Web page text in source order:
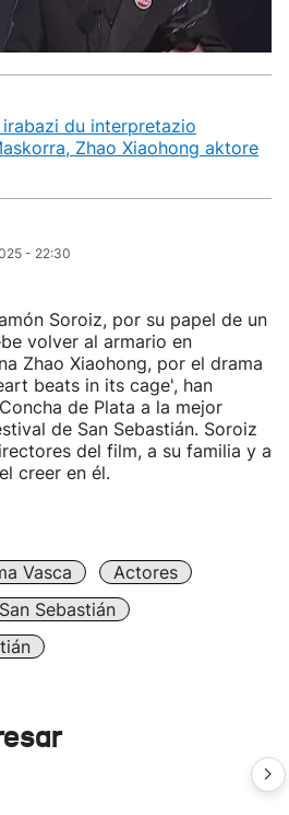
du interpretazio
Zhao Xiaohong aktore
- 22:30
Soroiz, por su papel de un
volver al armario en
Zhao Xiaohong, por el drama
beats in its cage', han
de Plata a la mejor
de San Sebastián. Soroiz
del film, a su familia y a
creer en él.
Vasca
Actores
Sebastián